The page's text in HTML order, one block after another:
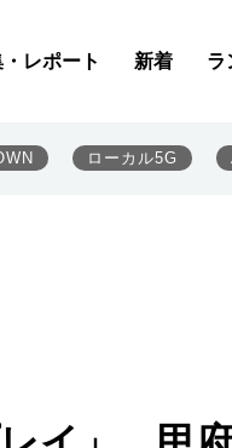
レポート 新着 ラ
ローカル5G